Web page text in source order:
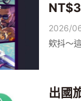
2026/
欸抖～
出國